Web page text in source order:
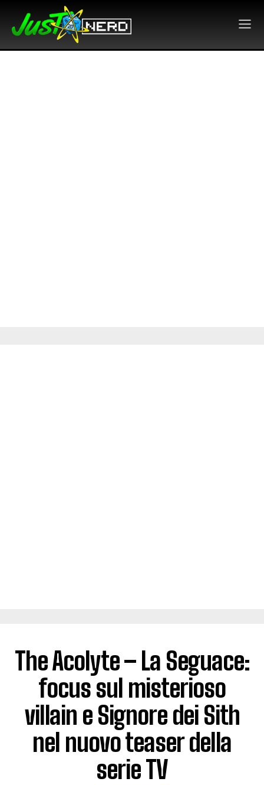
The Acolyte – La Seguace:
focus sul misterioso
villain e Signore dei Sith
nel nuovo teaser della
serie TV